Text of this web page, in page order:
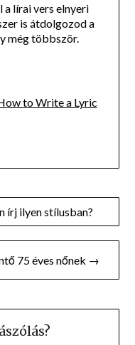
a lírai vers elnyeri
is átdolgozod a
még többször.
to Write a Lyric
írj ilyen stílusban?
75 éves nőnek →